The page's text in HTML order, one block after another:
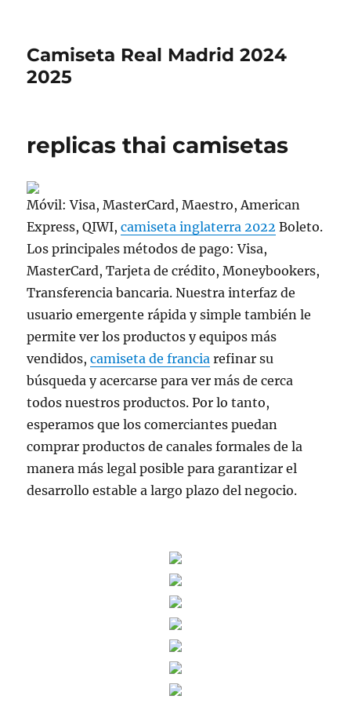
Camiseta Real Madrid 2024
2025
replicas thai camisetas
Móvil: Visa, MasterCard, Maestro, American
Express, QIWI,camiseta inglaterra 2022 Boleto.
Los principales métodos de pago: Visa,
MasterCard, Tarjeta de crédito, Moneybookers,
Transferencia bancaria. Nuestra interfaz de
usuario emergente rápida y simple también le
permite ver los productos y equipos más
vendidos,camiseta de francia refinar su
búsqueda y acercarse para ver más de cerca
todos nuestros productos. Por lo tanto,
esperamos que los comerciantes puedan
comprar productos de canales formales de la
manera más legal posible para garantizar el
desarrollo estable a largo plazo del negocio.